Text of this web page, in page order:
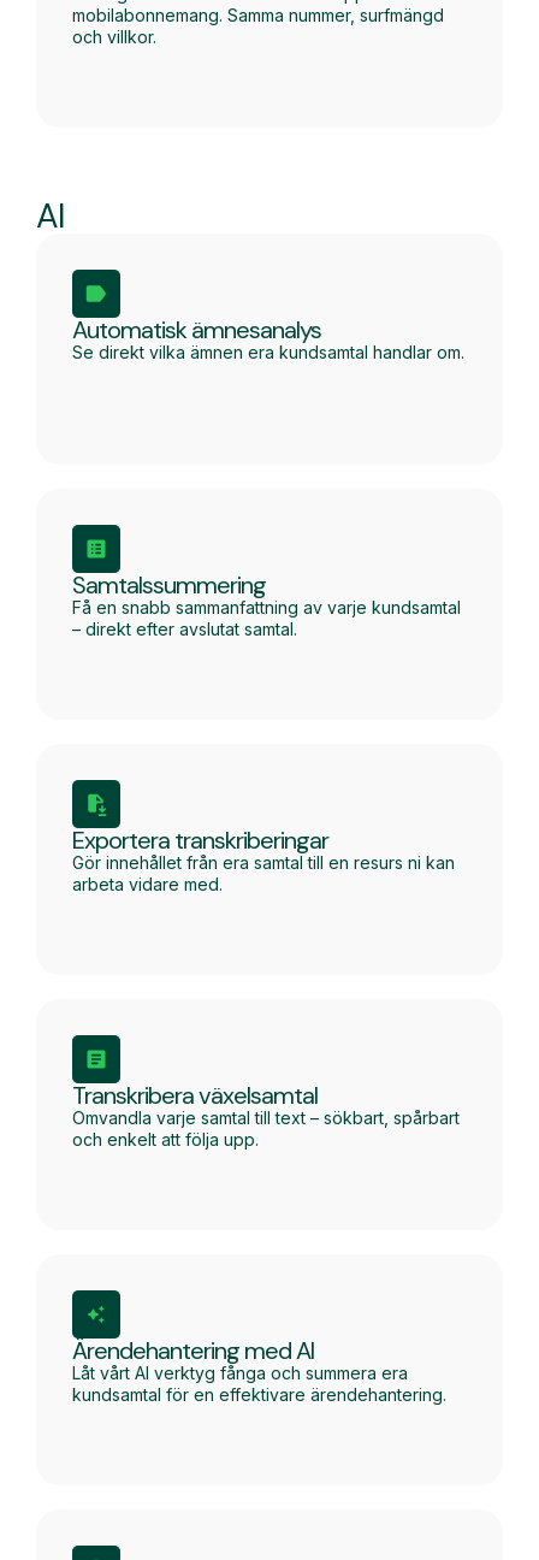
mobilabonnemang. Samma nummer, surfmängd
och villkor.
AI
Automatisk ämnesanalys
Se direkt vilka ämnen era kundsamtal handlar om.
Samtalssummering
Få en snabb sammanfattning av varje kundsamtal
– direkt efter avslutat samtal.
Exportera transkriberingar
Gör innehållet från era samtal till en resurs ni kan
arbeta vidare med.
Transkribera växelsamtal
Omvandla varje samtal till text – sökbart, spårbart
och enkelt att följa upp.
Ärendehantering med AI
Låt vårt AI verktyg fånga och summera era
kundsamtal för en effektivare ärendehantering.